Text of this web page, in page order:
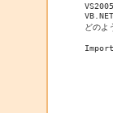
VS2005
どのよ